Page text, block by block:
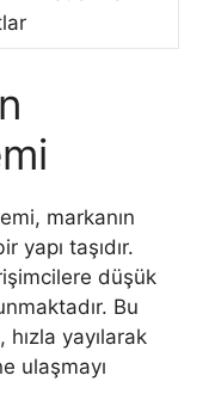
markanın
yapı taşıdır.
düşük
Bu
yayılarak
ulaşmayı